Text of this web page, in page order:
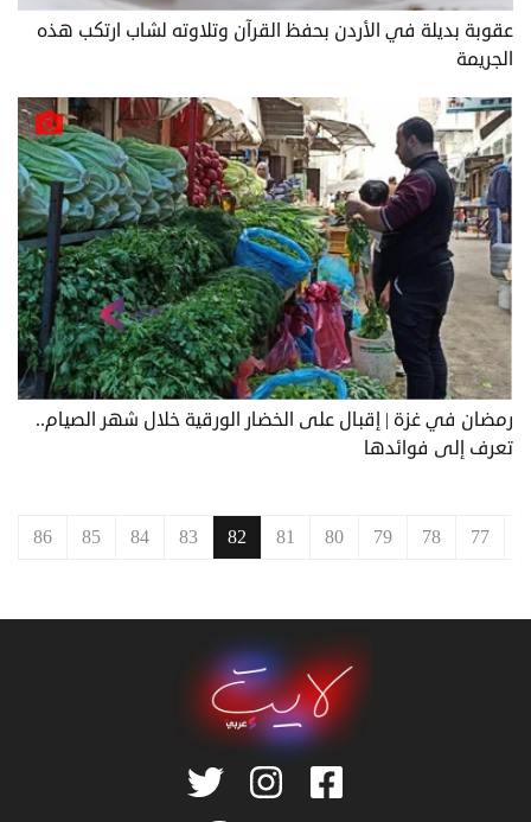
عقوبة بديلة في الأردن بحفظ القرآن وتلاوته لشاب ارتكب هذه
الجريمة
رمضان في غزة | إقبال على الخضار الورقية خلال شهر الصيام..
تعرف إلى فوائدها
77
78
79
80
81
82
83
84
85
86